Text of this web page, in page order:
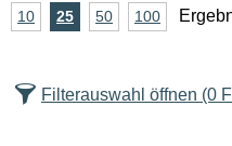
zurück
vor
A
z
10Ergebnisse
25Ergebnisse
50Ergebnisse
100
Filterauswahl öffnen (0